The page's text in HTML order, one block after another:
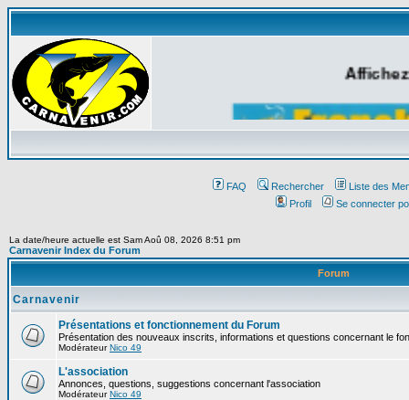
FAQ Rechercher
Liste des
Profil
Se connecter
La date/heure actuelle est Sam Aoû 08, 2026 8:51 pm
Carnavenir Index du Forum
Forum
Carnavenir
Présentations et fonctionnement du Forum
Présentation des nouveaux inscrits, informations et questions concernant le
ModérateurNico 49
L'association
Annonces, questions, suggestions concernant l'association
ModérateurNico 49